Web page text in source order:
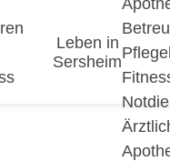
Leben in
Sersheim